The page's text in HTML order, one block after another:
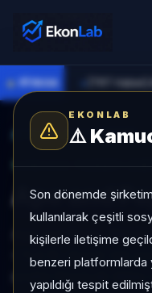
EKONLAB
⚠️
Son dönemde
kullanılarak çeşitli
kişilerle iletişime
benzeri platformlarda
yapıldığı tespit
● PİYASA
AI Kripto Radar/APEPE
SUNUCU TARAFI
Ape and
Ape and Pepe, Mid
+%4,10, düşük risk
analizi EkonLab detay